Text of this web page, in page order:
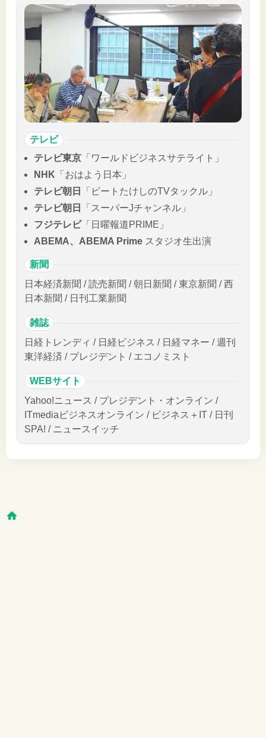
テレビ
テレビ東京 「ワールドビジネスサテライト」
NHK 「おはよう日本」
テレビ朝日
「ビートたけしのTVタックル」
テレビ朝日
「スーパーJチャンネル」
フジテレビ「日曜報道PRIME」
ABEMA、ABEMA Prime スタジオ生出演
新聞
日本経済新聞 / 読売新聞 / 朝日新聞 / 東京新聞 / 西
日本新聞 / 日刊工業新聞
雑誌
日経トレンディ / 日経ビジネス / 日経マネー / 週刊
東洋経済 / プレジデント / エコノミスト
WEBサイト
Yahoo!ニュース / プレジデント・オンライン /
ITmediaビジネスオンライン / ビジネス＋IT / 日刊
SPA! / ニュースイッチ